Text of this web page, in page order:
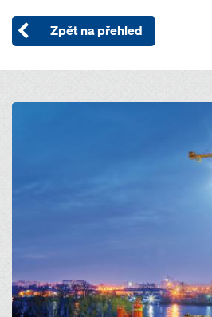
Zpět na přehled
Open